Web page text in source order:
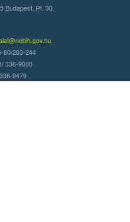
Budapest. Pf. 30.
80/263-244
336-9000
9479